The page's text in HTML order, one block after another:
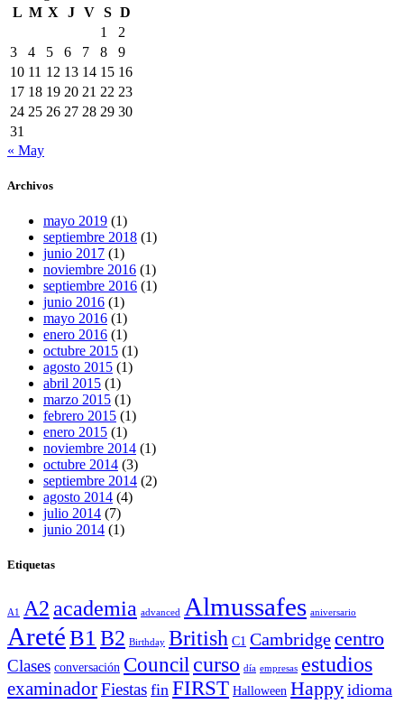
L M X J V S D
1
2
3
4 5 6 7 8
9
10 11 12 13 14 15 16
17 18 19 20 21 22 23
24 25 26 27 28 29 30
31
« May
Archivos
mayo 2019 (1)
septiembre 2018 (1)
junio 2017 (1)
noviembre 2016 (1)
septiembre 2016 (1)
junio 2016 (1)
mayo 2016 (1)
enero 2016 (1)
octubre 2015 (1)
agosto 2015 (1)
abril 2015 (1)
marzo 2015 (1)
febrero 2015 (1)
enero 2015 (1)
noviembre 2014 (1)
octubre 2014 (3)
septiembre 2014 (2)
agosto 2014 (4)
julio 2014 (7)
junio 2014 (1)
Etiquetas
A1 A2academia advanced Almussafes aniversario
AretéB1 B2 Birthday British C1 Cambridgecentro
Clases conversación Council curso día empresas estudios
examinadorFiestas fin FIRST Halloween Happy idioma